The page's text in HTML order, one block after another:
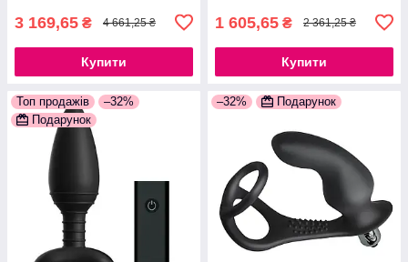
3 169,65 ₴ 4 661,25 ₴
Купити
1 605,65 ₴ 2 361,25 ₴
Купити
Топ продажів
–32%
Подарунок
–32% Подарунок